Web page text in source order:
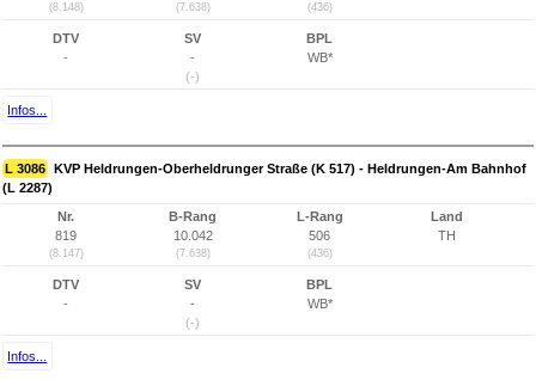
(8.148) (7.638) (436)
DTV
-
SV
-
(-)
BPL
WB*
Infos...
L 3086 KVP Heldrungen-Oberheldrunger Straße (K 517) - Heldrungen-Am Bahnhof
(L 2287)
Nr.
819
(8.147)
B-Rang
10.042
(7.638)
L-Rang
506
(436)
Land
TH
DTV
-
SV
-
(-)
BPL
WB*
Infos...